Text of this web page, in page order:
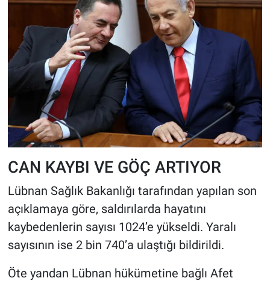
CAN KAYBI VE GÖÇ ARTIYOR
Lübnan Sağlık Bakanlığı tarafından yapılan son
açıklamaya göre, saldırılarda hayatını
kaybedenlerin sayısı 1024’e yükseldi. Yaralı
sayısının ise 2 bin 740’a ulaştığı bildirildi.
Öte yandan Lübnan hükümetine bağlı Afet